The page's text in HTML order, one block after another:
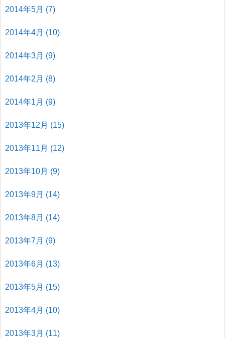
2014年5月 (7)
2014年4月 (10)
2014年3月 (9)
2014年2月 (8)
2014年1月 (9)
2013年12月 (15)
2013年11月 (12)
2013年10月 (9)
2013年9月 (14)
2013年8月 (14)
2013年7月 (9)
2013年6月 (13)
2013年5月 (15)
2013年4月 (10)
2013年3月 (11)